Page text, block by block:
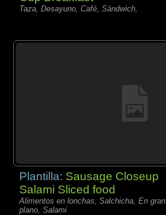
Taza, Desayuno, Café, Sándwich,
Plantilla: Sausage Closeup
Salami Sliced food
Alimentos en lonchas, Salchicha, En gran
plano, Salami